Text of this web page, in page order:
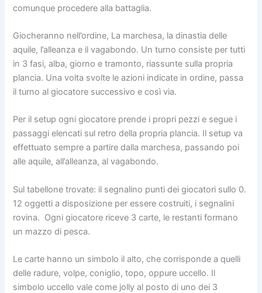
comunque procedere alla battaglia.
Giocheranno nell’ordine, La marchesa, la dinastia delle
aquile, l’alleanza e il vagabondo. Un turno consiste per tutti
in 3 fasi, alba, giorno e tramonto, riassunte sulla propria
plancia. Una volta svolte le azioni indicate in ordine, passa
il turno al giocatore successivo e così via.
Per il setup ogni giocatore prende i propri pezzi e segue i
passaggi elencati sul retro della propria plancia. Il setup va
effettuato sempre a partire dalla marchesa, passando poi
alle aquile, all’alleanza, al vagabondo.
Sul tabellone trovate: il segnalino punti dei giocatori sullo 0.
12 oggetti a disposizione per essere costruiti, i segnalini
rovina. Ogni giocatore riceve 3 carte, le restanti formano
un mazzo di pesca.
Le carte hanno un simbolo il alto, che corrisponde a quelli
delle radure, volpe, coniglio, topo, oppure uccello. Il
simbolo uccello vale come jolly al posto di uno dei 3